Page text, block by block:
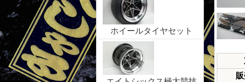
ホイールタイヤセット